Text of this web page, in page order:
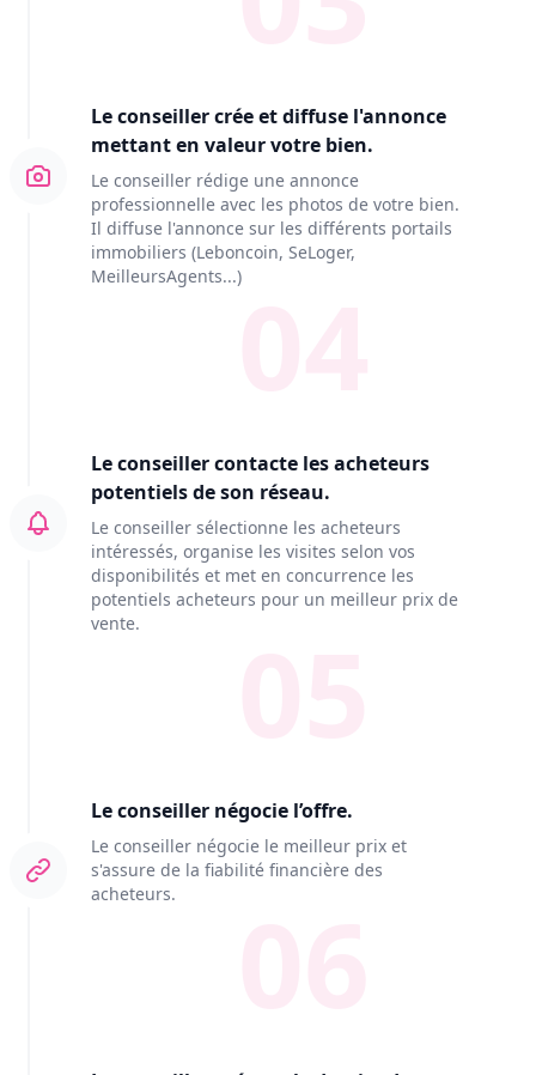
Le conseiller crée et diffuse l'annonce
mettant en valeur votre bien.
Le conseiller rédige une annonce
professionnelle avec les photos de votre bien.
Il diffuse l'annonce sur les différents portails
immobiliers (Leboncoin, SeLoger,
MeilleursAgents...)
Le conseiller contacte les acheteurs
potentiels de son réseau.
Le conseiller sélectionne les acheteurs
intéressés, organise les visites selon vos
disponibilités et met en concurrence les
potentiels acheteurs pour un meilleur prix de
vente.
Le conseiller négocie l’offre.
Le conseiller négocie le meilleur prix et
s'assure de la fiabilité financière des
acheteurs.